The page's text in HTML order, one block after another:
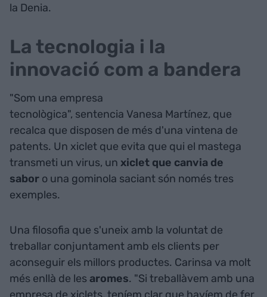
la Denia.
La tecnologia i la
innovació com a bandera
"Som una empresa
tecnològica", sentencia Vanesa Martínez, que
recalca que disposen de més d'una vintena de
patents. Un xiclet que evita que qui el mastega
transmeti un virus, un xiclet que canvia de
sabor o una gominola saciant són només tres
exemples.
Una filosofia que s'uneix amb la voluntat de
treballar conjuntament amb els clients per
aconseguir els millors productes. Carinsa va molt
més enllà de lesaromes. "Si treballàvem amb una